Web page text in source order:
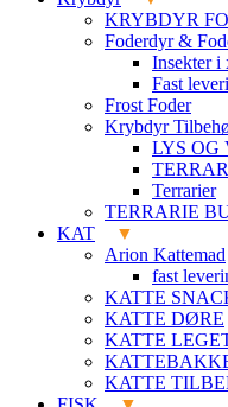
KRYBDYR
Foderdyr &
Insekter i
Fast
Frost Foder
Krybdyr
LYS OG
Terrarier
TERRARIE
KAT
Arion Kattemad
fast
KATTE
KATTE DØRE
KATTE
KATTE